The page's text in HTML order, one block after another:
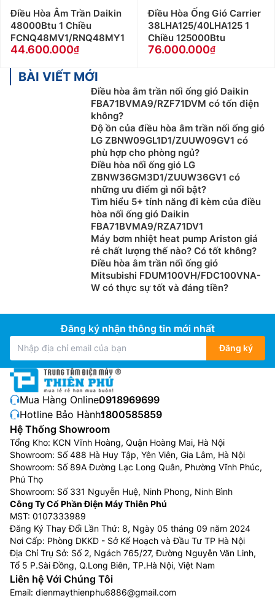
Điều Hòa Âm Trần Daikin
48000Btu 1 Chiều
FCNQ48MV1/RNQ48MY1
44.600.000
Điều Hòa Ống Gió Carrier
38LHA125/40LHA125 1
Chiều 125000Btu
76.000.000
BÀI VIẾT MỚI
Điều hòa âm trần nối ống gió Daikin
FBA71BVMA9/RZF71DVM có tốn điện
không?
Độ ồn của điều hòa âm trần nối ống gió
LG ZBNW09GL1D1/ZUUW09GV1 có
phù hợp cho phòng ngủ?
Điều hòa nối ống gió LG
ZBNW36GM3D1/ZUUW36GV1 có
những ưu điểm gì nổi bật?
Tìm hiểu 5+ tính năng đi kèm của điều
hòa nối ống gió Daikin
FBA71BVMA9/RZA71DV1
Máy bơm nhiệt heat pump Ariston giá
rẻ chất lượng thế nào? Có tốt không?
Điều hòa âm trần nối ống gió
Mitsubishi FDUM100VH/FDC100VNA-
W có thực sự tốt và đáng tiền?
Đăng ký nhận thông tin mới nhất
Đăng ký
Mua Hàng Online:0918969699
Hotline Bảo Hành:1800585859
Hệ Thống Showroom
Tổng Kho: KCN Vĩnh Hoàng, Quận Hoàng Mai, Hà Nội
Showroom: Số 488 Hà Huy Tập, Yên Viên, Gia Lâm, Hà Nội
Showroom: Số 89A Đường Lạc Long Quân, Phường Vĩnh Phúc,
Phú Thọ
Showroom: Số 331 Nguyễn Huệ, Ninh Phong, Ninh Bình
Công Ty Cổ Phần Điện Máy Thiên Phú
MST: 0107333989
Đăng Ký Thay Đổi Lần Thứ: 8, Ngày 05 tháng 09 năm 2024
Nơi Cấp: Phòng DKKD - Sở Kế Hoạch và Đầu Tư TP Hà Nội
Địa Chỉ Trụ Sở: Số 2, Ngách 765/27, Đường Nguyễn Văn Linh,
Tổ 5 P.Sài Đồng, Q.Long Biên, TP.Hà Nội, Việt Nam
Liên hệ Với Chúng Tôi
Email: dienmaythienphu6886@gmail.com